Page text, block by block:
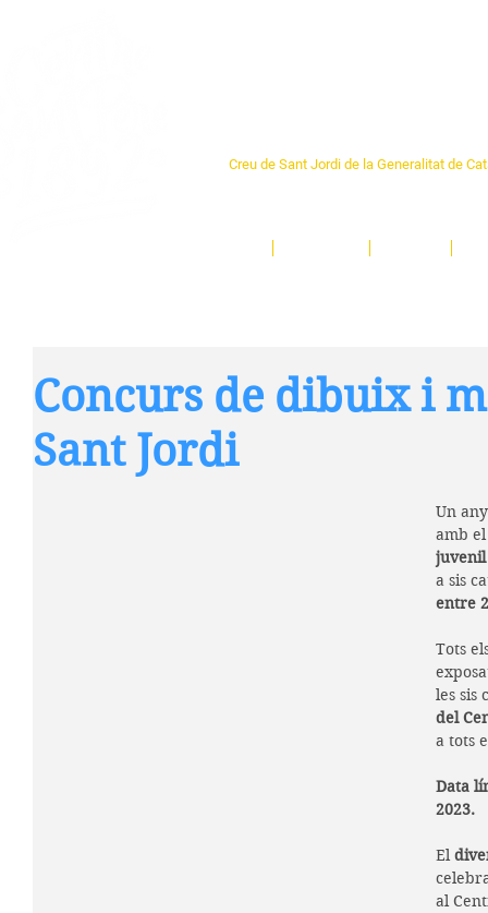
Creu de Sant Jordi de la Generalitat de
Concurs de dibuix i
Sant Jordi
Un
amb
a sis
entre
Tots
les sis
del
a tots
Data
2023.
El
al